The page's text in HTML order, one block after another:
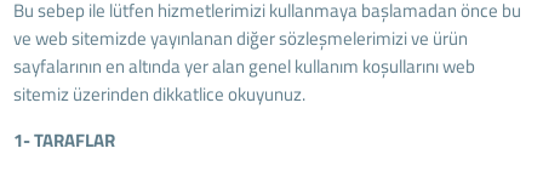
Bu sebep ile lütfen hizmetlerimizi kullanmaya başlamadan önce bu
ve web sitemizde yayınlanan diğer sözleşmelerimizi ve ürün
sayfalarının en altında yer alan genel kullanım koşullarını web
sitemiz üzerinden dikkatlice okuyunuz.
1- TARAFLAR